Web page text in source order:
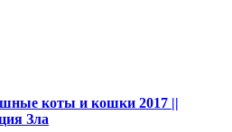
коты и кошки 2017 ||
Зла